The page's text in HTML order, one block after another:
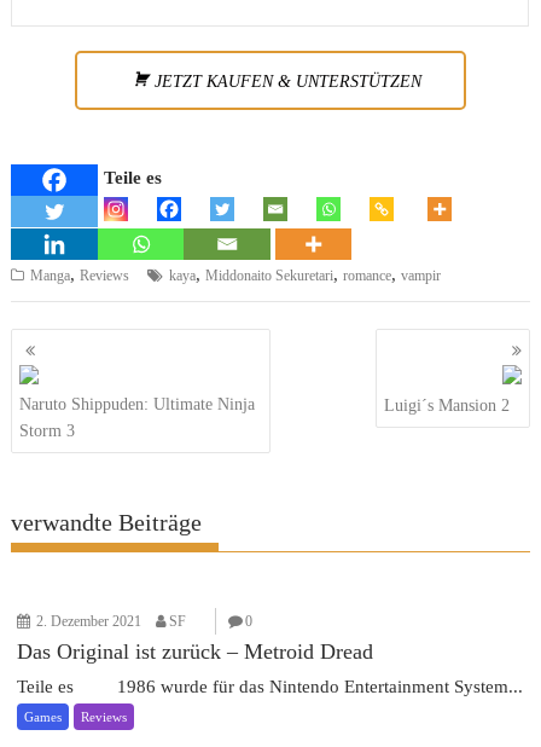
JETZT KAUFEN & UNTERSTÜTZEN
Teile es
Manga,Reviews kaya,Middonaito Sekuretari,romance,vampir
Beitragsnavigation
Naruto Shippuden: Ultimate Ninja
Storm 3
Luigi´s Mansion 2
verwandte Beiträge
2. Dezember 2021 SF 0
Das Original ist zurück – Metroid Dread
Teile es 1986 wurde für das Nintendo Entertainment System...
Games Reviews